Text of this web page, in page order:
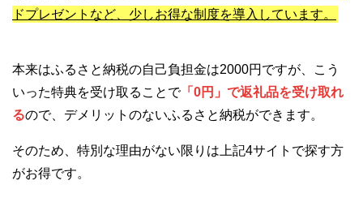
ドプレゼントなど、少しお得な制度を導入しています。
本来はふるさと納税の自己負担金は2000円ですが、こう
いった特典を受け取ることで「0円」で返礼品を受け取れ
るので、デメリットのないふるさと納税ができます。
そのため、特別な理由がない限りは上記4サイトで探す方
がお得です。